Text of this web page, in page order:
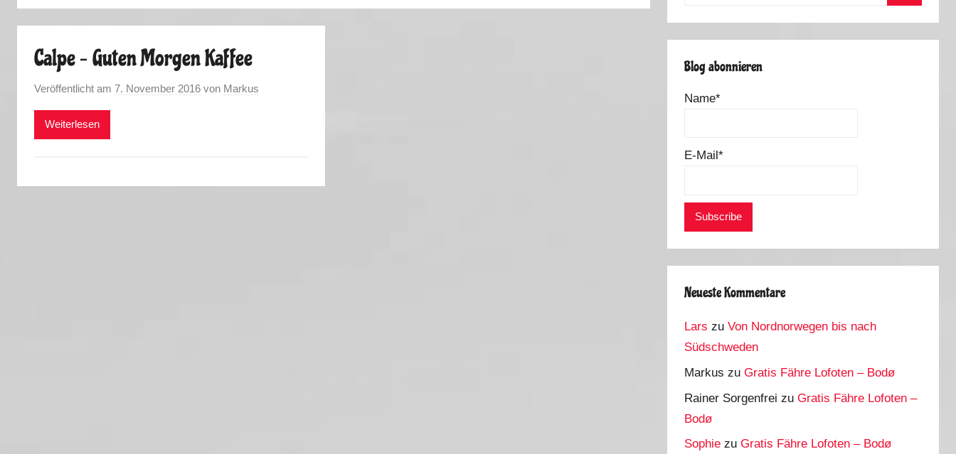
Calpe – Guten Morgen Kaffee
Veröffentlicht am 7. November 2016 von Markus
Weiterlesen
Blog abonnieren
Name*
E-Mail*
Neueste Kommentare
Lars zuVon Nordnorwegen bis nach
Südschweden
Markus zuGratis Fähre Lofoten – Bodø
Rainer Sorgenfrei zuGratis Fähre Lofoten –
Bodø
Sophie zuGratis Fähre Lofoten – Bodø